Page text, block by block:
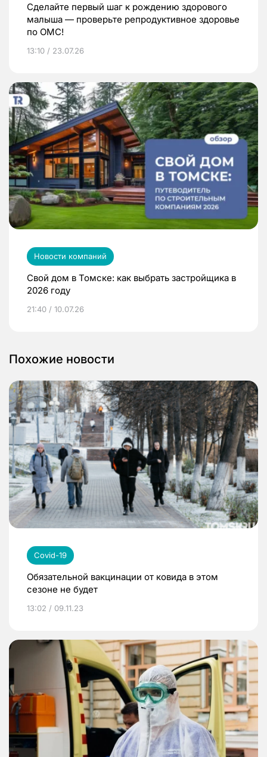
Сделайте первый шаг к рождению здорового
малыша — проверьте репродуктивное здоровье
по ОМС!
13:10 / 23.07.26
Новости компаний
Свой дом в Томске: как выбрать застройщика в
2026 году
21:40 / 10.07.26
Похожие новости
Covid-19
Обязательной вакцинации от ковида в этом
сезоне не будет
13:02 / 09.11.23